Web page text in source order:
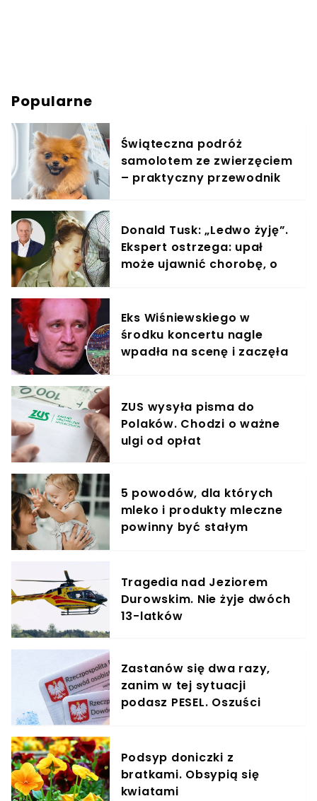
Popularne
Świąteczna podróż
samolotem ze zwierzęciem
– praktyczny przewodnik
Donald Tusk: „Ledwo żyję”.
Ekspert ostrzega: upał
może ujawnić chorobę, o
Eks Wiśniewskiego w
środku koncertu nagle
wpadła na scenę i zaczęła
ZUS wysyła pisma do
Polaków. Chodzi o ważne
ulgi od opłat
5 powodów, dla których
mleko i produkty mleczne
powinny być stałym
Tragedia nad Jeziorem
Durowskim. Nie żyje dwóch
13-latków
Zastanów się dwa razy,
zanim w tej sytuacji
podasz PESEL. Oszuści
Podsyp doniczki z
bratkami. Obsypią się
kwiatami